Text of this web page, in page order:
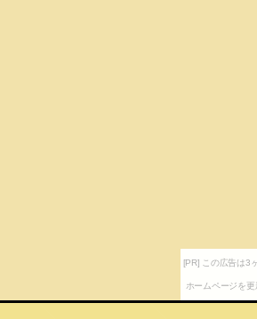
[PR] この広告は3
ホームページを